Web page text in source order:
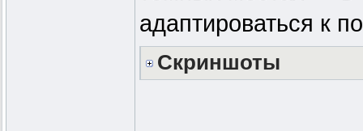
адаптироваться к
Скриншоты